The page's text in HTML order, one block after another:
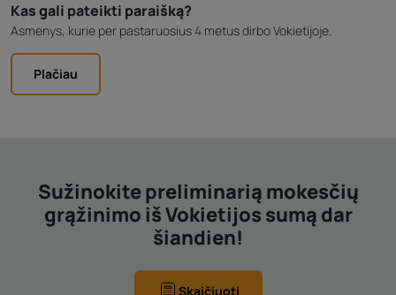
Kas gali pateikti paraišką?
Asmenys, kurie per pastaruosius 4 metus dirbo Vokietijoje.
Plačiau
Sužinokite preliminarią mokesčių
grąžinimo iš Vokietijos sumą dar
šiandien!
Skaičiuoti